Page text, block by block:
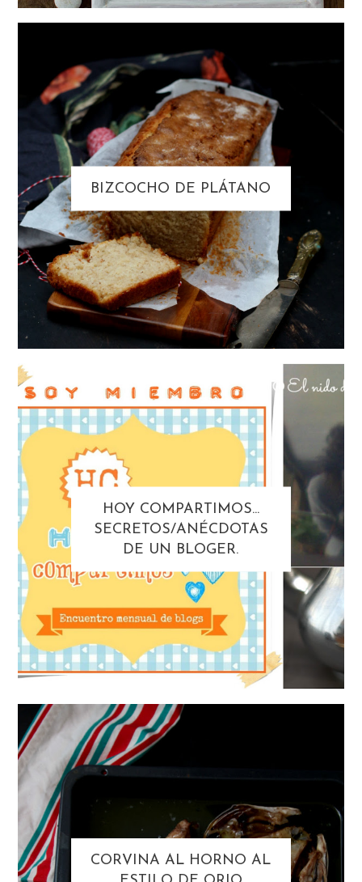
BIZCOCHO DE PLÁTANO
HOY COMPARTIMOS...
SECRETOS/ANÉCDOTAS
DE UN BLOGER.
CORVINA AL HORNO AL